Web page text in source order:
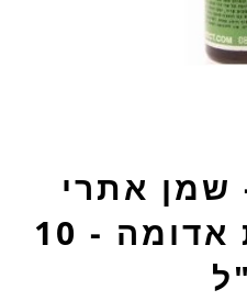
שמן אתרי
טהור קורנית אדומה - 10